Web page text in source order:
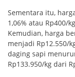
Sementara itu,
1,06% atau Rp400/
Kemudian, harga
menjadi Rp12.550/
daging sapi
Rp133.950/kg dari